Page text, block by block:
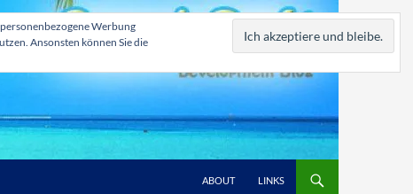
ABOUT LINKS
Werbung
Ansonsten können Sie die